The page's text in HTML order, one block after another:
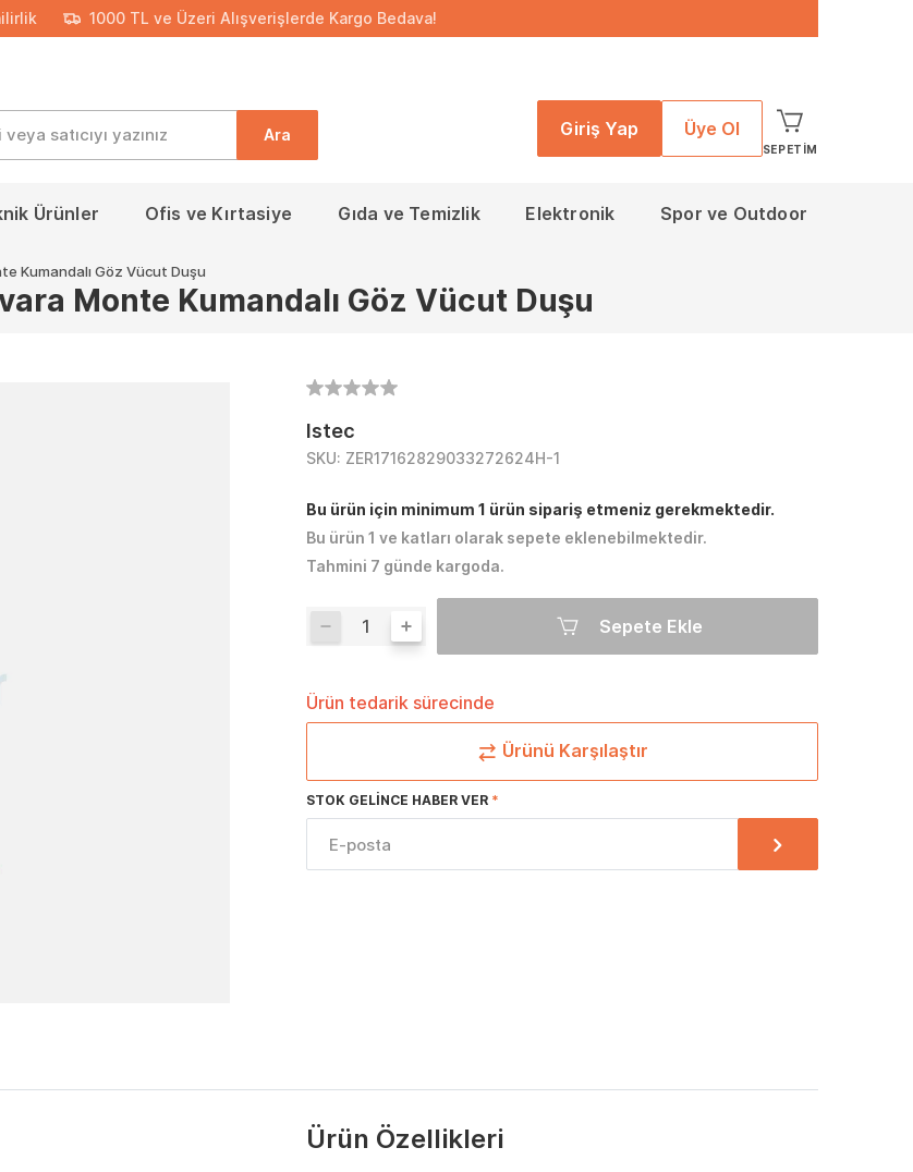
1000 TL ve Üzeri Alışverişlerde Kargo Bedava!
Ara Giriş Yap Üye Ol
SEPETIM
Ürünler Ofis ve Kırtasiye Gıda ve Temizlik Elektronik Spor ve Outdoor
Kumandalı Göz Vücut Duşu
Monte Kumandalı Göz Vücut Duşu
Istec
SKU: ZER17162829033272624H-1
Bu ürün için minimum 1 ürün sipariş etmeniz gerekmektedir.
Bu ürün 1 ve katları olarak sepete eklenebilmektedir.
Tahmini 7 günde kargoda.
Sepete Ekle
Ürün tedarik sürecinde
Ürünü Karşılaştır
STOK GELINCE HABER VER
Ürün Özellikleri